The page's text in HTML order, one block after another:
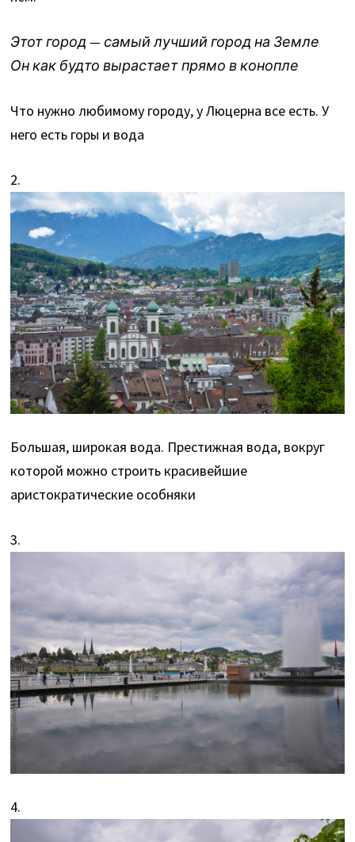
Этот город — самый лучший город на Земле
Он как будто вырастает прямо в конопле
Что нужно любимому городу, у Люцерна все есть. У
него есть горы и вода
2.
Большая, широкая вода. Престижная вода, вокруг
которой можно строить красивейшие
аристократические особняки
3.
4.